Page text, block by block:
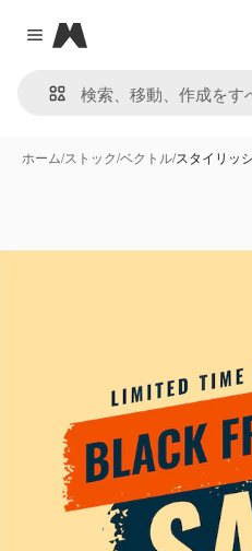
Close menu
Magnific
ホーム/ストック/ベクトル/スタイリッ